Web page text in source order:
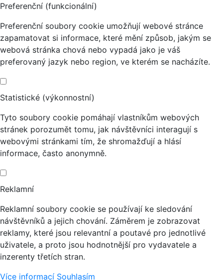
Preferenční (funkcionální)
Preferenční soubory cookie umožňují webové stránce
zapamatovat si informace, které mění způsob, jakým se
webová stránka chová nebo vypadá jako je váš
preferovaný jazyk nebo region, ve kterém se nacházíte.
Statistické (výkonnostní)
Tyto soubory cookie pomáhají vlastníkům webových
stránek porozumět tomu, jak návštěvníci interagují s
webovými stránkami tím, že shromažďují a hlásí
informace, často anonymně.
Reklamní
Reklamní soubory cookie se používají ke sledování
návštěvníků a jejich chování. Záměrem je zobrazovat
reklamy, které jsou relevantní a poutavé pro jednotlivé
uživatele, a proto jsou hodnotnější pro vydavatele a
inzerenty třetích stran.
Více informací Souhlasím